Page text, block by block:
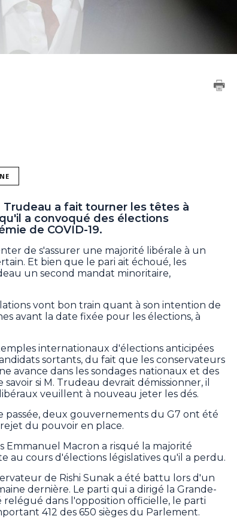
a fait tourner les têtes à
a convoqué des élections
de COVID-19.
de s'assurer une majorité libérale à un
Et bien que le pari ait échoué, les
un second mandat minoritaire,
vont bon train quant à son intention de
avant la date fixée pour les élections, à
internationaux d'élections anticipées
sortants, du fait que les conservateurs
avance dans les sondages nationaux et des
si M. Trudeau devrait démissionner, il
veuillent à nouveau jeter les dés.
passée, deux gouvernements du G7 ont été
du pouvoir en place.
Emmanuel Macron a risqué la majorité
au cours d'élections législatives qu'il a perdu.
de Rishi Sunak a été battu lors d'un
dernière. Le parti qui a dirigé la Grande-
relégué dans l'opposition officielle, le parti
412 des 650 sièges du Parlement.